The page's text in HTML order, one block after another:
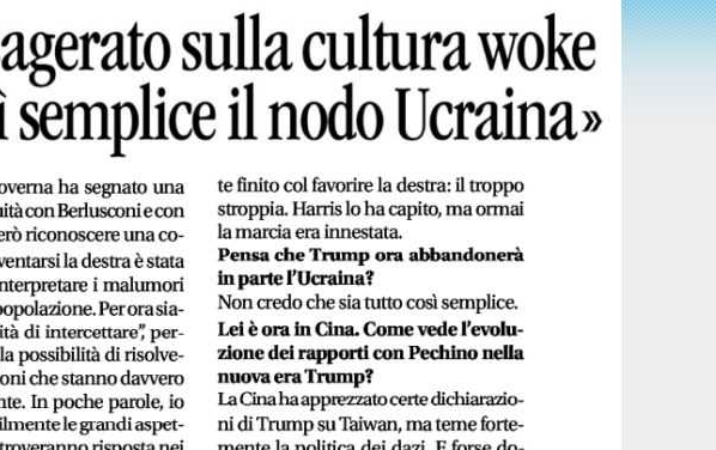
Tweets by @Pierferdinando
Fai clic per accettare i cookie marketing e
abilitare questo contenuto
RASSEGNA
STAMPA
AGENDA FEED RSS SCRIVIMI